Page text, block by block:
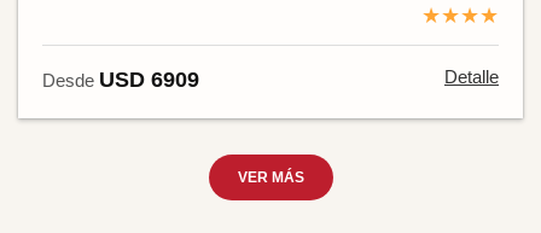
★★★★
Desde USD 6909 Detalle
VER MÁS